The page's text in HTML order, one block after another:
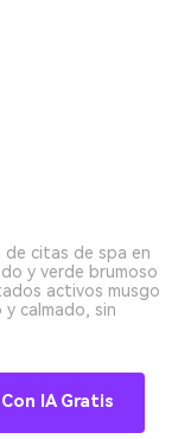
citas de spa en
y verde brumoso
activos musgo
calmado, sin
IA Gratis